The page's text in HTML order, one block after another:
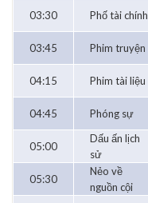
03:30 Phố tài chính
03:45
Phim truyện
04:15
Phim tài liệu
04:45
Phóng sự
05:00
Dấu ấn lịch
sử
05:30
Nẻo về
nguồn cội